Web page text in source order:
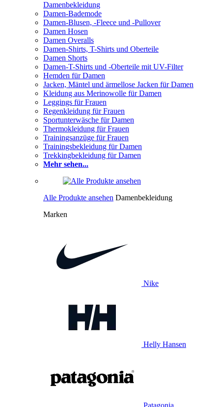
Damenbekleidung
Damen-Bademode
Damen-Blusen, -Fleece und -Pullover
Damen Hosen
Damen Overalls
Damen-Shirts, T-Shirts und Oberteile
Damen Shorts
Damen-T-Shirts und -Oberteile mit UV-Filter
Hemden für Damen
Jacken, Mäntel und ärmellose Jacken für Damen
Kleidung aus Merinowolle für Damen
Leggings für Frauen
Regenkleidung für Frauen
Sportunterwäsche für Damen
Thermokleidung für Frauen
Trainingsanzüge für Frauen
Trainingsbekleidung für Damen
Trekkingbekleidung für Damen
Mehr sehen...
Alle Produkte ansehen Damenbekleidung
Marken
Nike
Helly Hansen
Patagonia